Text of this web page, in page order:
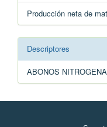
Producción neta de
Descriptores
ABONOS